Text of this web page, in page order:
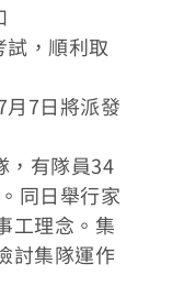
，順利取
7日將派發
，有隊員34
同日舉行家
工理念。集
討集隊運作